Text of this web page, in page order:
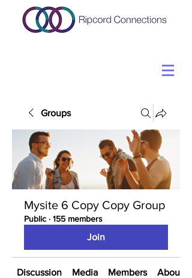
Groups
Mysite 6 Copy Copy Group
Public · 155 members
Join
Discussion Media Members About